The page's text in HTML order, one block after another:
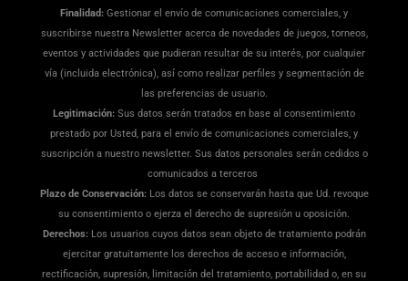
Finalidad: Gestionar el envío de comunicaciones comerciales, y
suscribirse nuestra Newsletter acerca de novedades de juegos, torneos,
eventos y actividades que pudieran resultar de su interés, por cualquier
vía (incluida electrónica), así como realizar perfiles y segmentación de
las preferencias de usuario.
Legitimación: Sus datos serán tratados en base al consentimiento
prestado por Usted, para el envío de comunicaciones comerciales, y
suscripción a nuestro newsletter. Sus datos personales serán cedidos o
comunicados a terceros
Plazo de Conservación: Los datos se conservarán hasta que Ud. revoque
su consentimiento o ejerza el derecho de supresión u oposición.
Derechos: Los usuarios cuyos datos sean objeto de tratamiento podrán
ejercitar gratuitamente los derechos de acceso e información,
rectificación, supresión, limitación del tratamiento, portabilidad o, en su